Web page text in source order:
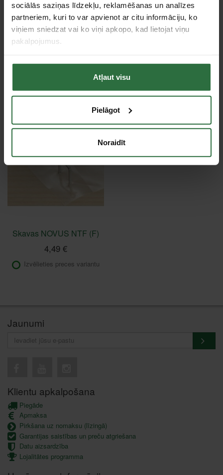
sociālās saziņas līdzekļu, reklamēšanas un analīzes
partneriem, kuri to var apvienot ar citu informāciju, ko
viņiem sniedzat vai ko viņi apkopo, kad lietojat viņu
pakalpojumus.
Atļaut visu
Pielāgot
Noraidīt
Skavu tips F
Tie, kas apskatīja šo preci, tāpat interesējās par...
Failed to load product list.
Skavas NOVUS NTF (F)
4,49 €
Izvēlieties preces variantu
Jaunumi
Klientu apkalpošana
Piegāde
Apmaksa
Pirkšana uz nomaksu (līzingā)
Garantijas saistības un preču atgriešana
Datu aizsardzība
Lojalitātes programma